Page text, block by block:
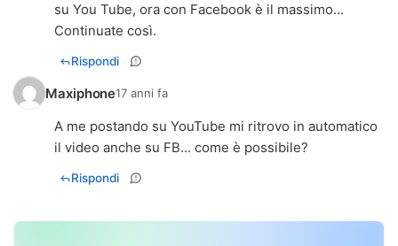
su You Tube, ora con Facebook è il massimo...
Continuate così.
Rispondi
Maxiphone17 anni fa
A me postando su YouTube mi ritrovo in automatico
il video anche su FB... come è possibile?
Rispondi